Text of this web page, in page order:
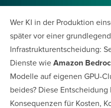
Wer KI in der Produktion
später vor einer
Infrastrukturentscheidung:
Dienste wie Amazon
Modelle auf eigenen GPU-
beides? Diese
Konsequenzen für Kosten,